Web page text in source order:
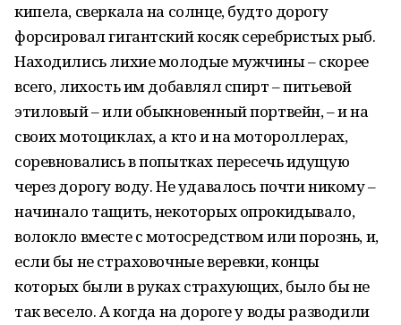
кипела, сверкала на солнце, будто дорогу
форсировал гигантский косяк серебристых рыб.
Находились лихие молодые мужчины – скорее
всего, лихость им добавлял спирт – питьевой
этиловый – или обыкновенный портвейн, – и на
своих мотоциклах, а кто и на мотороллерах,
соревновались в попытках пересечь идущую
через дорогу воду. Не удавалось почти никому –
начинало тащить, некоторых опрокидывало,
волокло вместе с мотосредством или порознь, и,
если бы не страховочные веревки, концы
которых были в руках страхующих, было бы не
так весело. А когда на дороге у воды разводили